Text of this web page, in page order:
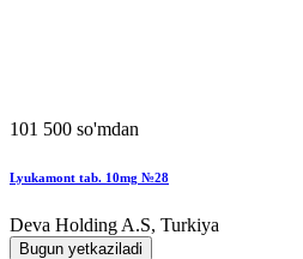
101 500 so'mdan
Lyukamont tab. 10mg №28
Deva Holding A.S, Turkiya
Bugun yetkaziladi